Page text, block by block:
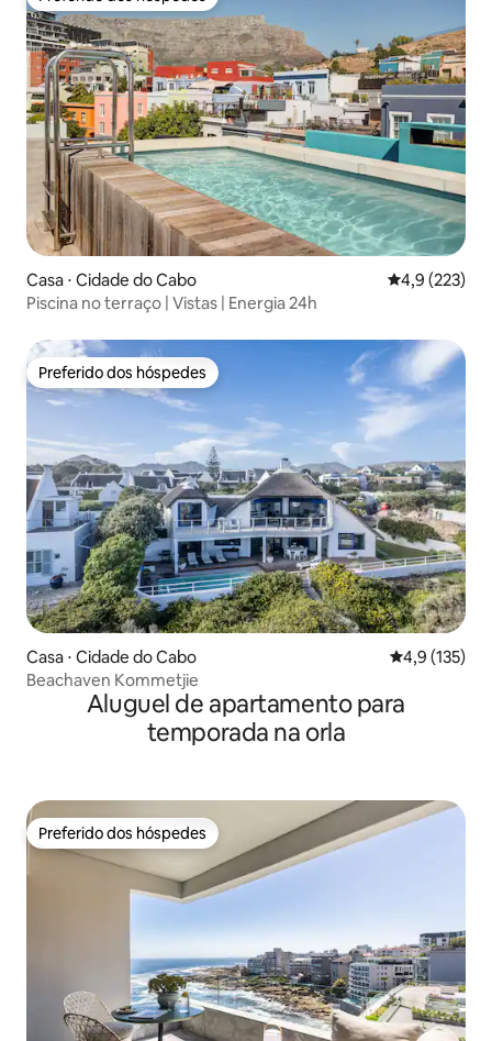
Preferido dos hóspedes
Casa ⋅ Cidade do Cabo 4,9 de uma
4,9 (223)
Piscina no terraço | Vistas | Energia 24h
Preferido dos hóspedes
Preferido dos hóspedes
Casa ⋅ Cidade do Cabo 4,9 de uma
4,9 (135)
Beachaven Kommetjie
Aluguel de apartamento para
temporada na orla
Preferido dos hóspedes
Preferido dos hóspedes